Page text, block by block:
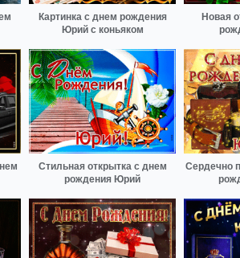
Картинка с днем рождения
Юрий с коньяком
Новая
Стильная открытка с днем
рождения Юрий
Сердечно